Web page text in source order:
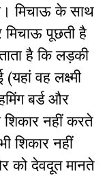
मिचाऊ के साथ
पूछती है
है कि लड़की
वह लक्ष्मी
बर्ड और
शिकार नहीं करते
शिकार नहीं
को देवदूत मानते